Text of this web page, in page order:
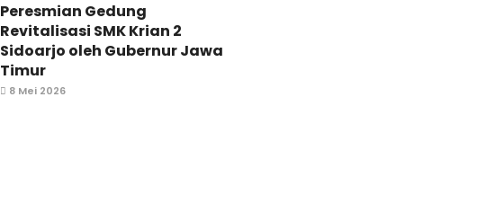
Peresmian Gedung
Revitalisasi SMK Krian 2
Sidoarjo oleh Gubernur Jawa
Timur
8 Mei 2026